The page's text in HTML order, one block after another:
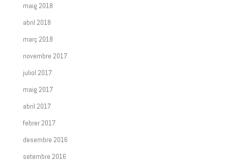
maig 2018
abril 2018
març 2018
novembre 2017
juliol 2017
maig 2017
abril 2017
febrer 2017
desembre 2016
setembre 2016